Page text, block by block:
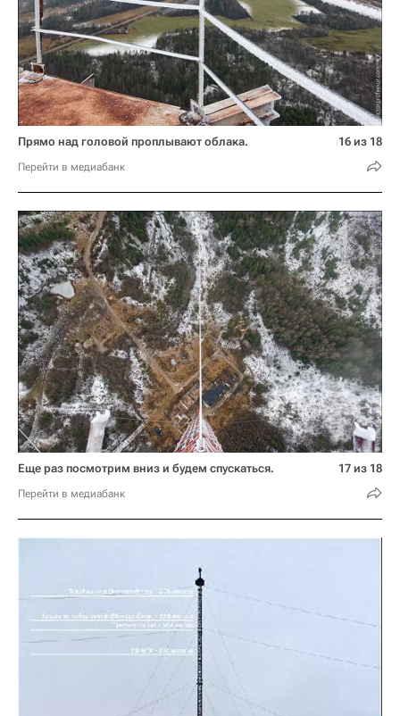
Прямо над головой проплывают облака.
Перейти в медиабанк
16 из 18
Еще раз посмотрим вниз и будем спускаться.
Перейти в медиабанк
17 из 18